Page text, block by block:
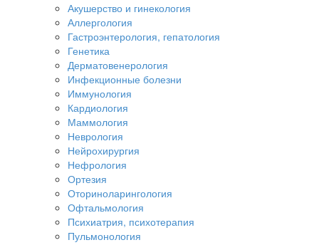
Акушерство и гинекология
Аллергология
Гастроэнтерология, гепатология
Генетика
Дерматовенерология
Инфекционные болезни
Иммунология
Кардиология
Маммология
Неврология
Нейрохирургия
Нефрология
Ортезия
Оториноларингология
Офтальмология
Психиатрия, психотерапия
Пульмонология